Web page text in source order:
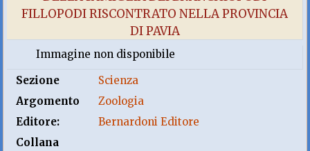
FILLOPODI RISCONTRATO NELLA PROVINCIA
DI PAVIA
Immagine non disponibile
Sezione
Scienza
Argomento
Zoologia
Editore:
Bernardoni Editore
Collana